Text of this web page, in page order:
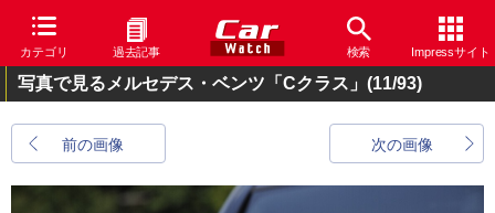
カテゴリ 過去記事 検索 Impressサイト
写真で見るメルセデス・ベンツ「Cクラス」 (11/93)
前の画像 次の画像